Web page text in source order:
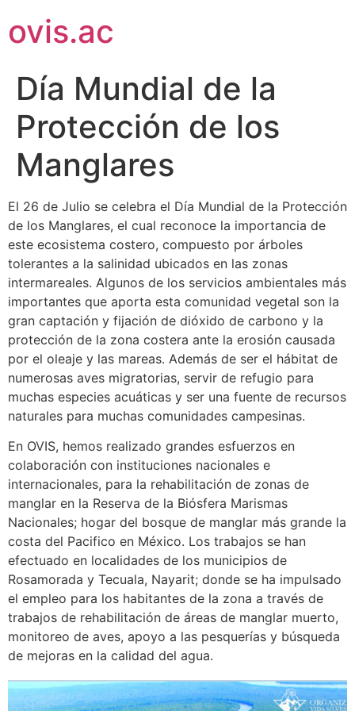
ovis.ac
Día Mundial de la
Protección de los
Manglares
El 26 de Julio se celebra el Día Mundial de la Protección
de los Manglares, el cual reconoce la importancia de
este ecosistema costero, compuesto por árboles
tolerantes a la salinidad ubicados en las zonas
intermareales. Algunos de los servicios ambientales más
importantes que aporta esta comunidad vegetal son la
gran captación y fijación de dióxido de carbono y la
protección de la zona costera ante la erosión causada
por el oleaje y las mareas. Además de ser el hábitat de
numerosas aves migratorias, servir de refugio para
muchas especies acuáticas y ser una fuente de recursos
naturales para muchas comunidades campesinas.
En OVIS, hemos realizado grandes esfuerzos en
colaboración con instituciones nacionales e
internacionales, para la rehabilitación de zonas de
manglar en la Reserva de la Biósfera Marismas
Nacionales; hogar del bosque de manglar más grande la
costa del Pacifico en México. Los trabajos se han
efectuado en localidades de los municipios de
Rosamorada y Tecuala, Nayarit; donde se ha impulsado
el empleo para los habitantes de la zona a través de
trabajos de rehabilitación de áreas de manglar muerto,
monitoreo de aves, apoyo a las pesquerías y búsqueda
de mejoras en la calidad del agua.